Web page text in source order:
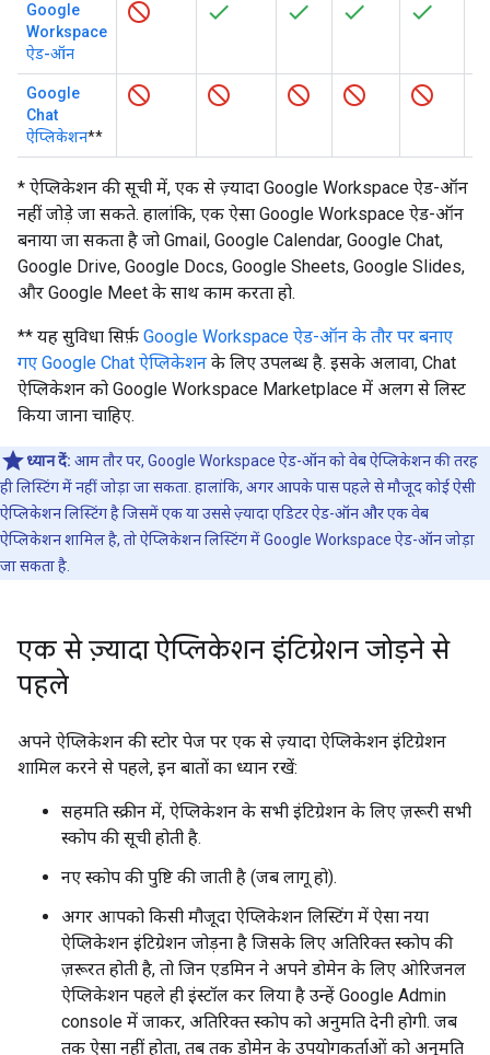
Google
Workspace
ऐड-ऑन
Google
Chat
ऐप्लिकेशन**
* ऐप्लिकेशन की सूची में, एक से ज़्यादा Google Workspace ऐड-ऑन
नहीं जोड़े जा सकते. हालांकि, एक ऐसा Google Workspace ऐड-ऑन
बनाया जा सकता है जो Gmail, Google Calendar, Google Chat,
Google Drive, Google Docs, Google Sheets, Google Slides,
और Google Meet के साथ काम करता हो.
** यह सुविधा सिर्फ़ Google Workspace ऐड-ऑन के तौर पर बनाए
गए Google Chat ऐप्लिकेशन के लिए उपलब्ध है. इसके अलावा, Chat
ऐप्लिकेशन को Google Workspace Marketplace में अलग से लिस्ट
किया जाना चाहिए.
ध्यान दें: आम तौर पर, Google Workspace ऐड-ऑन को वेब ऐप्लिकेशन की तरह
ही लिस्टिंग में नहीं जोड़ा जा सकता. हालांकि, अगर आपके पास पहले से मौजूद कोई ऐसी
ऐप्लिकेशन लिस्टिंग है जिसमें एक या उससे ज़्यादा एडिटर ऐड-ऑन और एक वेब
ऐप्लिकेशन शामिल है, तो ऐप्लिकेशन लिस्टिंग में Google Workspace ऐड-ऑन जोड़ा
जा सकता है.
एक से ज़्यादा ऐप्लिकेशन इंटिग्रेशन जोड़ने से
पहले
अपने ऐप्लिकेशन की स्टोर पेज पर एक से ज़्यादा ऐप्लिकेशन इंटिग्रेशन
शामिल करने से पहले, इन बातों का ध्यान रखें:
सहमति स्क्रीन में, ऐप्लिकेशन के सभी इंटिग्रेशन के लिए ज़रूरी सभी
स्कोप की सूची होती है.
नए स्कोप की पुष्टि की जाती है (जब लागू हो).
अगर आपको किसी मौजूदा ऐप्लिकेशन लिस्टिंग में ऐसा नया
ऐप्लिकेशन इंटिग्रेशन जोड़ना है जिसके लिए अतिरिक्त स्कोप की
ज़रूरत होती है, तो जिन एडमिन ने अपने डोमेन के लिए ओरिजनल
ऐप्लिकेशन पहले ही इंस्टॉल कर लिया है उन्हें Google Admin
console में जाकर, अतिरिक्त स्कोप को अनुमति देनी होगी. जब
तक ऐसा नहीं होता, तब तक डोमेन के उपयोगकर्ताओं को अनुमति